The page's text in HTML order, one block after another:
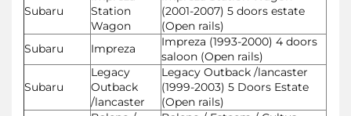
Subaru
Station
Wagon
(2001-2007) 5 doors estate
(Open rails)
Subaru
Impreza
Impreza (1993-2000) 4 doors
saloon (Open rails)
Subaru
Legacy
Outback
/lancaster
Legacy Outback /lancaster
(1999-2003) 5 Doors Estate
(Open rails)